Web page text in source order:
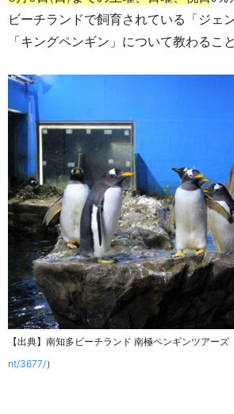
ビーチランドで飼育されている「ジェ
「キングペンギン」について教わるこ
【出典】南知多ビーチランド 南極ペンギンツアーズ
nt/3677/）